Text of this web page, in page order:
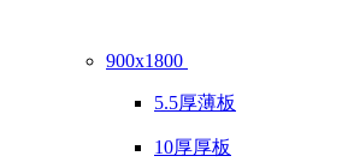
900x1800
5.5厚薄板
10厚厚板